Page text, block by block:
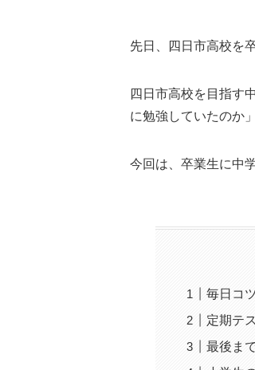
先日、四日市高校を
四日市高校を目指す
に勉強していたのか
今回は、卒業生に中
毎日コ
定期テ
最後ま